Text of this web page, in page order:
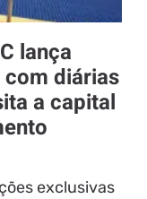
lança
diárias
a capital
exclusivas